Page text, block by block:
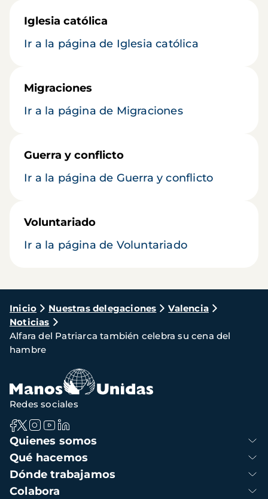
Iglesia católica
Ir a la página de Iglesia católica
Migraciones
Ir a la página de Migraciones
Guerra y conflicto
Ir a la página de Guerra y conflicto
Voluntariado
Ir a la página de Voluntariado
Ruta
de
navegación
Inicio Nuestras delegaciones
Valencia
Noticias
Alfara del Patriarca también celebra su cena del
hambre
Navegación
principal
Quienes somos
Qué hacemos
Dónde trabajamos
Colabora
Redes sociales